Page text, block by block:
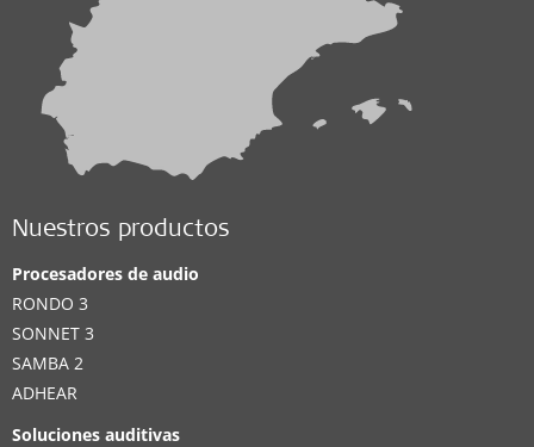
Nuestros productos
Procesadores de audio
RONDO 3
SONNET 3
SAMBA 2
ADHEAR
Soluciones auditivas